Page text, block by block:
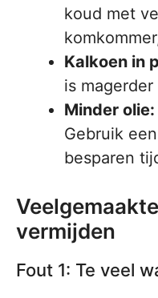
koud met
Kalkoen in
is
Minder olie:
Gebruik
besparen
vermijden
Fout 1: Te veel